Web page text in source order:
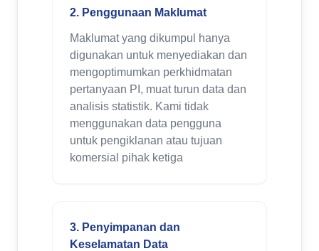
2. Penggunaan Maklumat
Maklumat yang dikumpul hanya
digunakan untuk menyediakan dan
mengoptimumkan perkhidmatan
pertanyaan PI, muat turun data dan
analisis statistik. Kami tidak
menggunakan data pengguna
untuk pengiklanan atau tujuan
komersial pihak ketiga
3. Penyimpanan dan
Keselamatan Data